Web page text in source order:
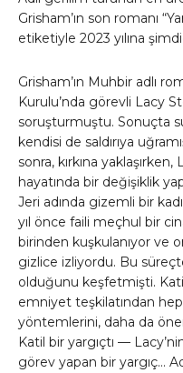
Grisham’ın son romanı
etiketiyle 2023 yılına
Grisham’ın Muhbir adlı
Kurulu’nda görevli Lacy
soruşturmuştu. Sonuçta
kendisi de saldırıya
sonra, kırkına
hayatında bir değişiklik
Jeri adında gizemli bir
yıl önce faili meçhul bir
birinden kuşkulanıyor ve
gizlice izliyordu. Bu
olduğunu keşfetmişti. Katil
emniyet teşkilatından hep
yöntemlerini, daha da
Katil bir yargıçtı —
görev yapan bir yargıç…